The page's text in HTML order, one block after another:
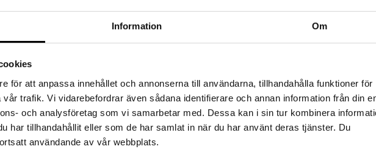
Information Om
för att anpassa innehållet och annonserna till användarna, tillhandahålla funktioner för
trafik. Vi vidarebefordrar även sådana identifierare och annan information från din
och analysföretag som vi samarbetar med. Dessa kan i sin tur kombinera
har tillhandahållit eller som de har samlat in när du har använt deras tjänster. Du
användande av vår webbplats.
tehdä löytöjä suuresta ALEstamme. Juuri
suuren valikoiman jännittäviä tuotteita
voivat päästä loppumaan!
ale-löydöt »
on raikas ja sensuelli deodorantti, joka sopii hyvin
Saatavana useana
vaihtoehtona
Boss Bottled - Eau de
Boss